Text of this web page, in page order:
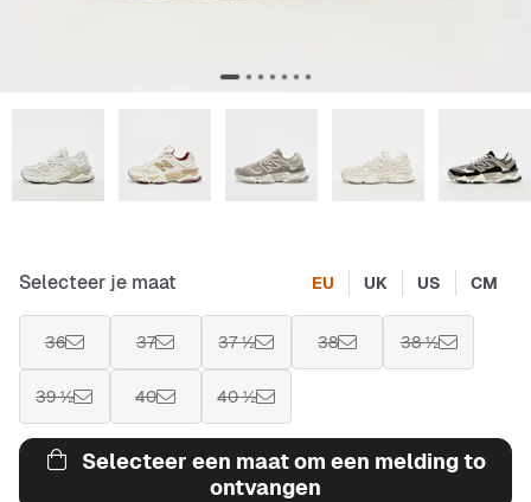
Selecteer je maat EU UK US CM
36 37 37 ½ 38 38 ½
39 ½ 40 40 ½
Selecteer een maat om een melding to
ontvangen